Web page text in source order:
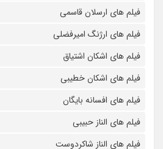
فیلم های ارسلان قاسمی
فیلم های ارژنگ امیرفضلی
فیلم های اشکان اشتیاق
فیلم های اشکان خطیبی
فیلم های افسانه بایگان
فیلم های الناز حبیبی
فیلم های الناز شاکردوست